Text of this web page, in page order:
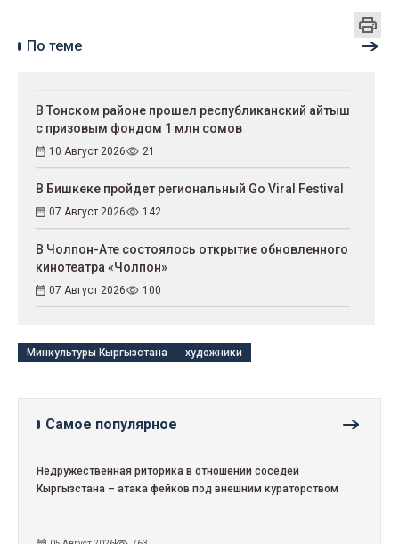
По теме
В Тонском районе прошел республиканский айтыш
с призовым фондом 1 млн сомов
10 Август 2026 21
В Бишкеке пройдет региональный Go Viral Festival
07 Август 2026 142
В Чолпон-Ате состоялось открытие обновленного
кинотеатра «Чолпон»
07 Август 2026 100
Минкультуры Кыргызстана художники
Самое популярное
Недружественная риторика в отношении соседей
Кыргызстана – атака фейков под внешним кураторством